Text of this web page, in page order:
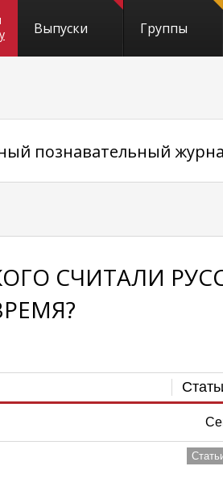
Выпуски Группы
познавательный
СЧИТАЛИ